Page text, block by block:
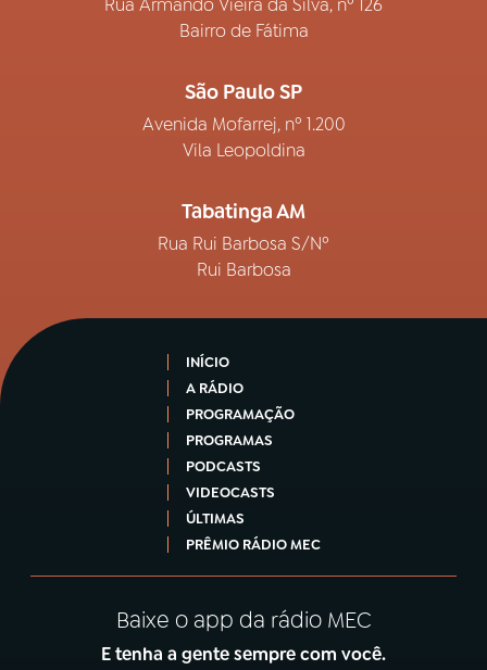
Rua Armando Vieira da Silva, nº 126
Bairro de Fátima
São Paulo SP
Avenida Mofarrej, nº 1.200
Vila Leopoldina
Tabatinga AM
Rua Rui Barbosa S/Nº
Rui Barbosa
INÍCIO
A RÁDIO
PROGRAMAÇÃO
PROGRAMAS
PODCASTS
VIDEOCASTS
ÚLTIMAS
PRÊMIO RÁDIO MEC
Baixe o app da rádio MEC
E tenha a gente sempre com você.